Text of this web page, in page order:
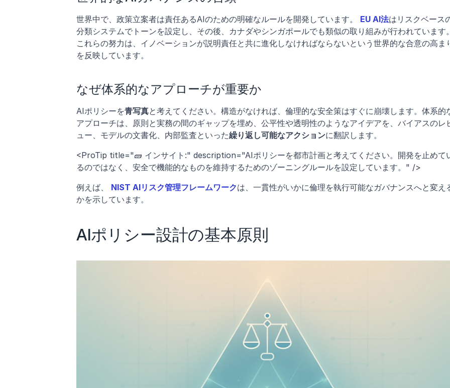
世界中で、政策立案者は責任あるAIのための明確なルールを開発しています。 EU AI法はリスクベース
分類システムでトーンを設定し、その後、カナダやシンガポールでも類似の取り組みが行われています
これらの努力は、イノベーションが説明責任と共に進化しなければならないという世界的な合意の高ま
を反映しています。
なぜ体系的なアプローチが重要か
AIポリシーを青写真と考えてください。構造がなければ、倫理的な安全策はすぐに崩壊します。体系的
アプローチは、原則と実務の間のギャップを埋め、公平性や透明性のようなアイデアを、バイアスのレ
ュー、モデルの文書化、内部監査といった繰り返し可能なアクションに翻訳します。
<ProTip title="🧱 インサイト:" description="AIポリシーを都市計画と考えてください。開発を止めて
るのではなく、安全で機能的なものを維持するためのゾーニングルールを設定しています。" />
例えば、
NIST AIリスク管理フレームワークは、一貫性がいかに倫理を執行可能なガバナンスへと変え
かを示しています。
AIポリシー設計の基本原則